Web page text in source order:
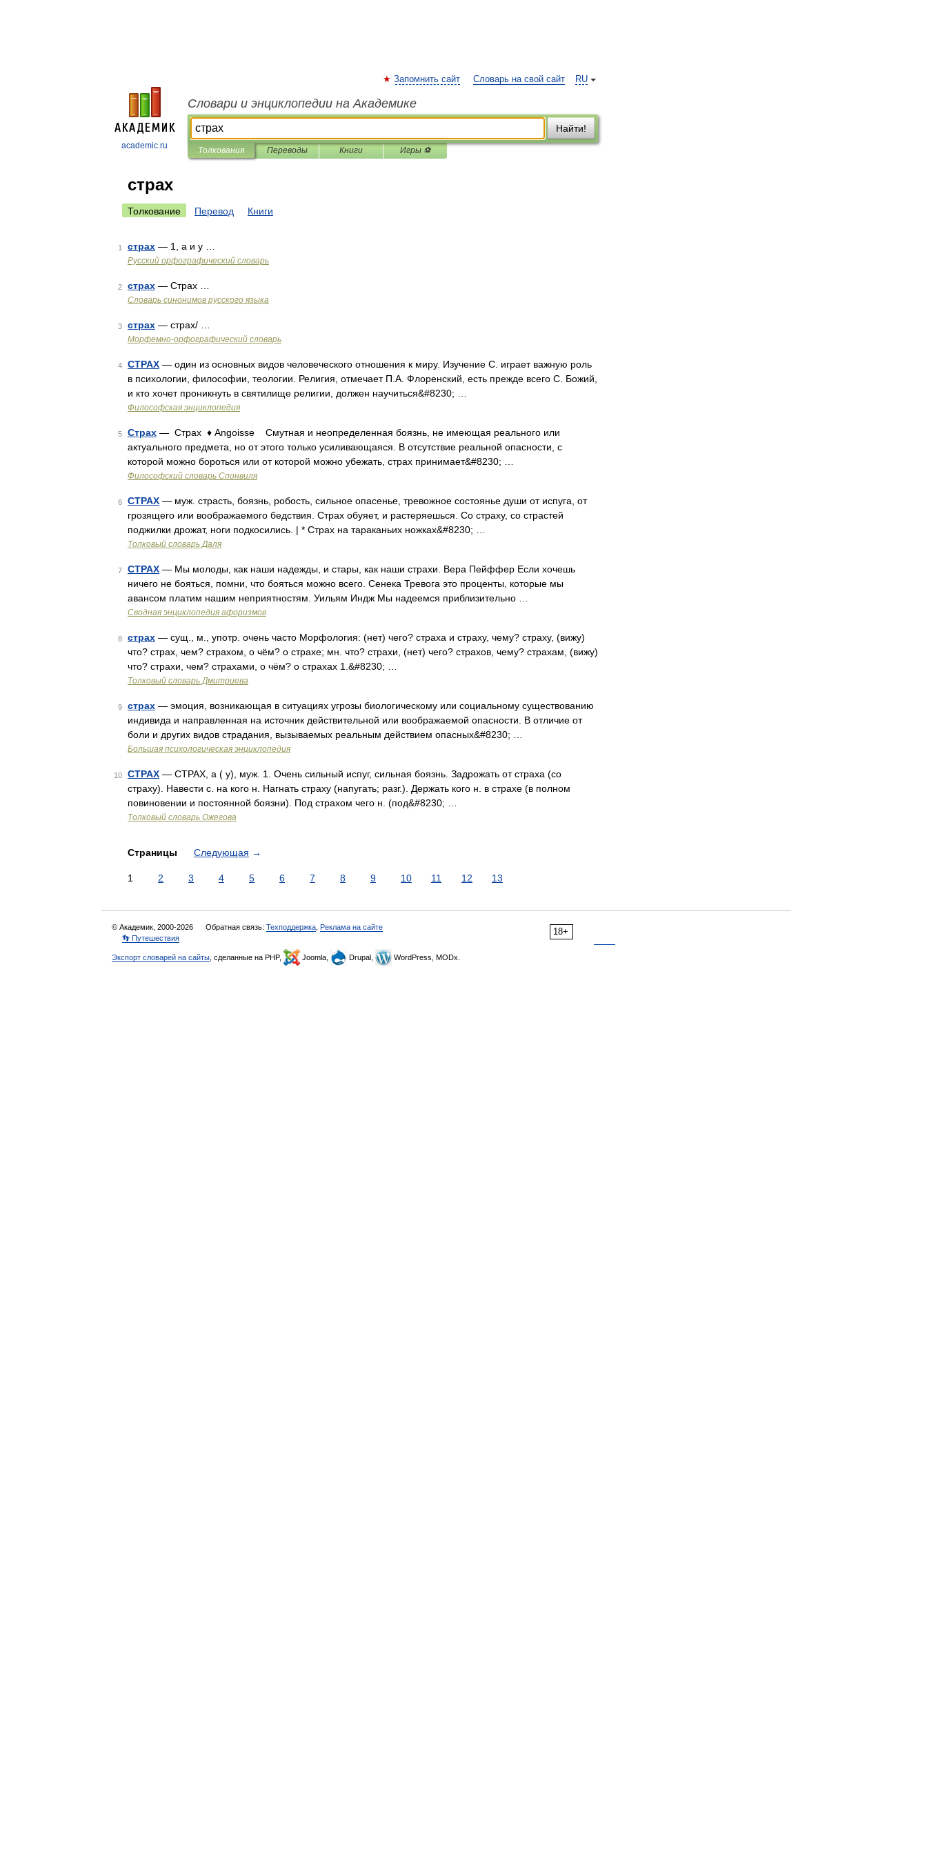
academic.ru
RU
Запомнить сайт Словарь на свой сайт
Словари и энциклопедии на Академике
Найти!
Толкования Переводы Книги Игры ⚽
страх
Толкование Перевод Книги
1 страх — 1, а и у …
Русский орфографический словарь
2 страх — Страх …
Словарь синонимов русского языка
3 страх — страх/ …
Морфемно-орфографический словарь
4 СТРАХ — один из основных видов человеческого отношения к миру. Изучение С. играет важную роль
в психологии, философии, теологии. Религия, отмечает П.А. Флоренский, есть прежде всего С. Божий,
и кто хочет проникнуть в святилище религии, должен научиться&#8230; …
Философская энциклопедия
5 Страх — Страх ♦ Angoisse Смутная и неопределенная боязнь, не имеющая реального или
актуального предмета, но от этого только усиливающаяся. В отсутствие реальной опасности, с
которой можно бороться или от которой можно убежать, страх принимает&#8230; …
Философский словарь Спонвиля
6 СТРАХ — муж. страсть, боязнь, робость, сильное опасенье, тревожное состоянье души от испуга, от
грозящего или воображаемого бедствия. Страх обуяет, и растеряешься. Со страху, со страстей
поджилки дрожат, ноги подкосились. | * Страх на тараканьих ножках&#8230; …
Толковый словарь Даля
7 СТРАХ — Мы молоды, как наши надежды, и стары, как наши страхи. Вера Пейффер Если хочешь
ничего не бояться, помни, что бояться можно всего. Сенека Тревога это проценты, которые мы
авансом платим нашим неприятностям. Уильям Индж Мы надеемся приблизительно …
Сводная энциклопедия афоризмов
8 страх — сущ., м., употр. очень часто Морфология: (нет) чего? страха и страху, чему? страху, (вижу)
что? страх, чем? страхом, о чём? о страхе; мн. что? страхи, (нет) чего? страхов, чему? страхам, (вижу)
что? страхи, чем? страхами, о чём? о страхах 1.&#8230; …
Толковый словарь Дмитриева
9 страх — эмоция, возникающая в ситуациях угрозы биологическому или социальному существованию
индивида и направленная на источник действительной или воображаемой опасности. В отличие от
боли и других видов страдания, вызываемых реальным действием опасных&#8230; …
Большая психологическая энциклопедия
10 СТРАХ — СТРАХ, а ( у), муж. 1. Очень сильный испуг, сильная боязнь. Задрожать от страха (со
страху). Навести с. на кого н. Нагнать страху (напугать; разг.). Держать кого н. в страхе (в полном
повиновении и постоянной боязни). Под страхом чего н. (под&#8230; …
Толковый словарь Ожегова
Страницы Следующая →
1 2 3 4 5 6 7 8 9 10 11 12 13
18+
© Академик, 2000-2026 Обратная связь: Техподдержка Реклама на сайте
👣 Путешествия
Экспорт словарей на сайты , сделанные на PHP, Joomla, Drupal, WordPress, MODx.